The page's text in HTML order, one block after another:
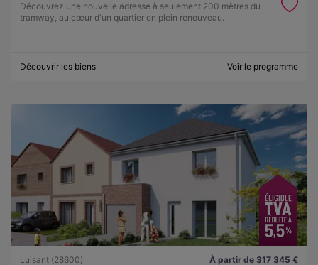
Découvrez une nouvelle adresse à seulement 200 mètres du
tramway, au cœur d'un quartier en plein renouveau.
Découvrir les biens Voir le programme
Luisant (28600) À partir de 317 345 €